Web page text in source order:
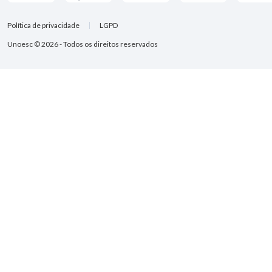
Unoesc © 2026 - Todos os direitos reservados
Política de privacidade LGPD